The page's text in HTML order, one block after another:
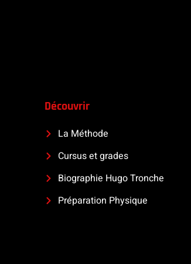
Découvrir
La Méthode
Cursus et grades
Biographie Hugo Tronche
Préparation Physique